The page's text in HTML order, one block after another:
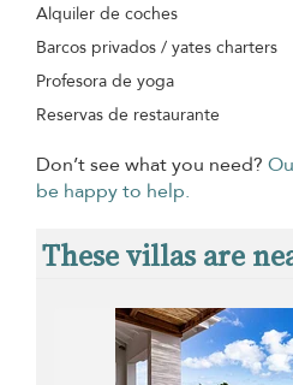
Alquiler de coches
Barcos privados / yates charters
Profesora de yoga
Reservas de restaurante
Don’t see what you need?
be happy to help.
These villas are